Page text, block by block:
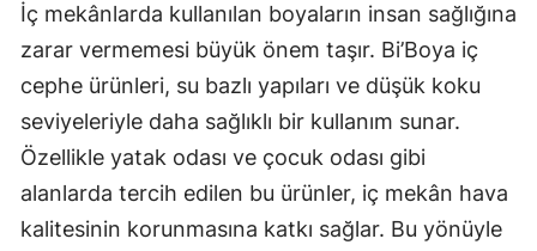
İç mekânlarda kullanılan boyaların insan sağlığına
zarar vermemesi büyük önem taşır. Bi’Boya iç
cephe ürünleri, su bazlı yapıları ve düşük koku
seviyeleriyle daha sağlıklı bir kullanım sunar.
Özellikle yatak odası ve çocuk odası gibi
alanlarda tercih edilen bu ürünler, iç mekân hava
kalitesinin korunmasına katkı sağlar. Bu yönüyle